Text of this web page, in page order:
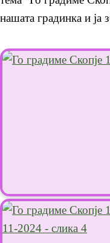
нашата градинка и ја